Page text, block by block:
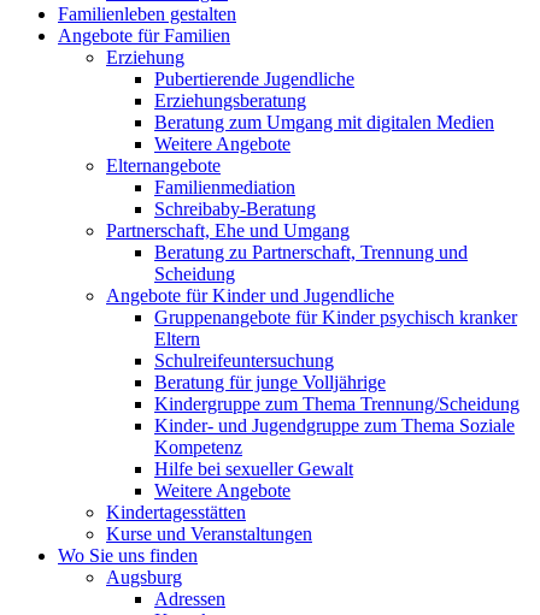
Familienleben gestalten
Angebote für Familien
Erziehung
Pubertierende Jugendliche
Erziehungsberatung
Beratung zum Umgang mit digitalen Medien
Weitere Angebote
Elternangebote
Familienmediation
Schreibaby-Beratung
Partnerschaft, Ehe und Umgang
Beratung zu Partnerschaft, Trennung und
Scheidung
Angebote für Kinder und Jugendliche
Gruppenangebote für Kinder psychisch kranker
Eltern
Schulreifeuntersuchung
Beratung für junge Volljährige
Kindergruppe zum Thema Trennung/Scheidung
Kinder- und Jugendgruppe zum Thema Soziale
Kompetenz
Hilfe bei sexueller Gewalt
Weitere Angebote
Kindertagesstätten
Kurse und Veranstaltungen
Wo Sie uns finden
Augsburg
Adressen